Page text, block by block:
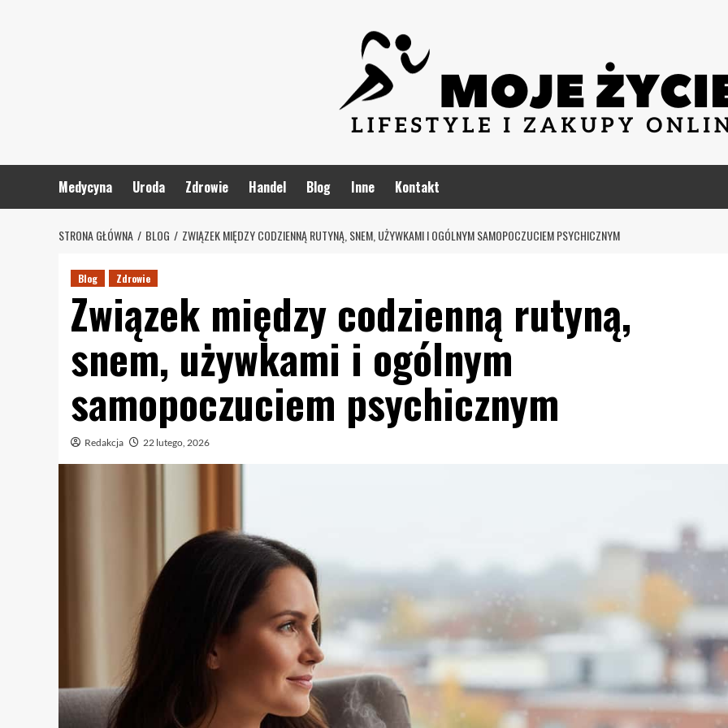
Medycyna Uroda Zdrowie Handel Blog Inne Kontakt
STRONA GŁÓWNA BLOG ZWIĄZEK MIĘDZY CODZIENNĄ RUTYNĄ, SNEM, UŻYWKAMI I OGÓLNYM SAMOPOCZUCIEM PSYCHICZNYM
Blog Zdrowie
Związek między codzienną rutyną,
snem, używkami i ogólnym
samopoczuciem psychicznym
Redakcja 22 lutego, 2026
Jak wybrać salę na kameralne wesele?
Redakcja
13 lipca, 2026
Organizacja kameralnego wesela to wyjątkowe
wyzwanie, które wymaga starannego planowania.
Wybór odpowiedniej sali to kluczowy krok w tym
procesie. Sala na kameralne wesele powinna